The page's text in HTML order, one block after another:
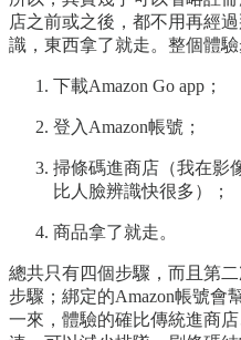
店之前或之後，都不用再經
識，東西拿了就走。整個體驗
下載Amazon Go app；
登入Amazon帳號；
掃條碼進商店（我在影
比人臉辨識快很多）；
商品拿了就走。
總共只有四個步驟，而且第
步驟；綁定的Amazon帳號會
一來，體驗的確比傳統進商